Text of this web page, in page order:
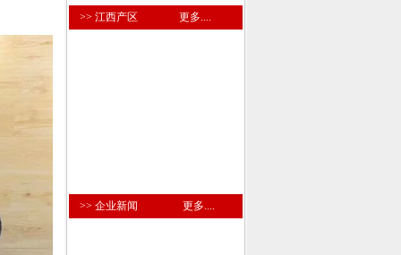
>> 江西产区 更多....
>> 企业新闻 更多....